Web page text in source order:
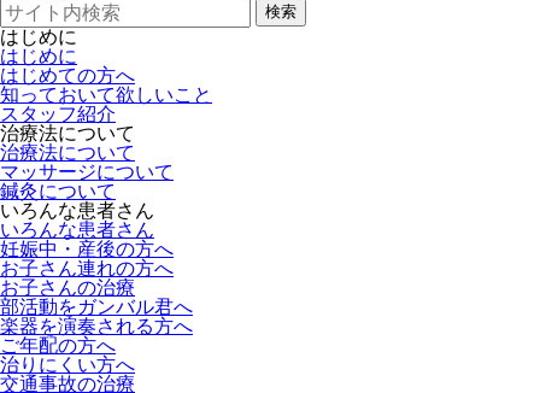
検索
はじめに
はじめに
はじめての方へ
知っておいて欲しいこと
スタッフ紹介
治療法について
治療法について
マッサージについて
鍼灸について
いろんな患者さん
いろんな患者さん
妊娠中・産後の方へ
お子さん連れの方へ
お子さんの治療
部活動をガンバル君へ
楽器を演奏される方へ
ご年配の方へ
治りにくい方へ
交通事故の治療